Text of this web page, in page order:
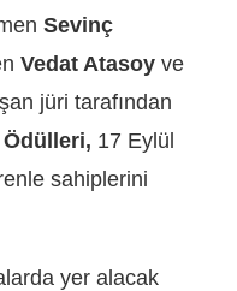
Sevinç
Vedat Atasoy ve
jüri tarafından
Ödülleri, 17 Eylül
sahiplerini
yer alacak